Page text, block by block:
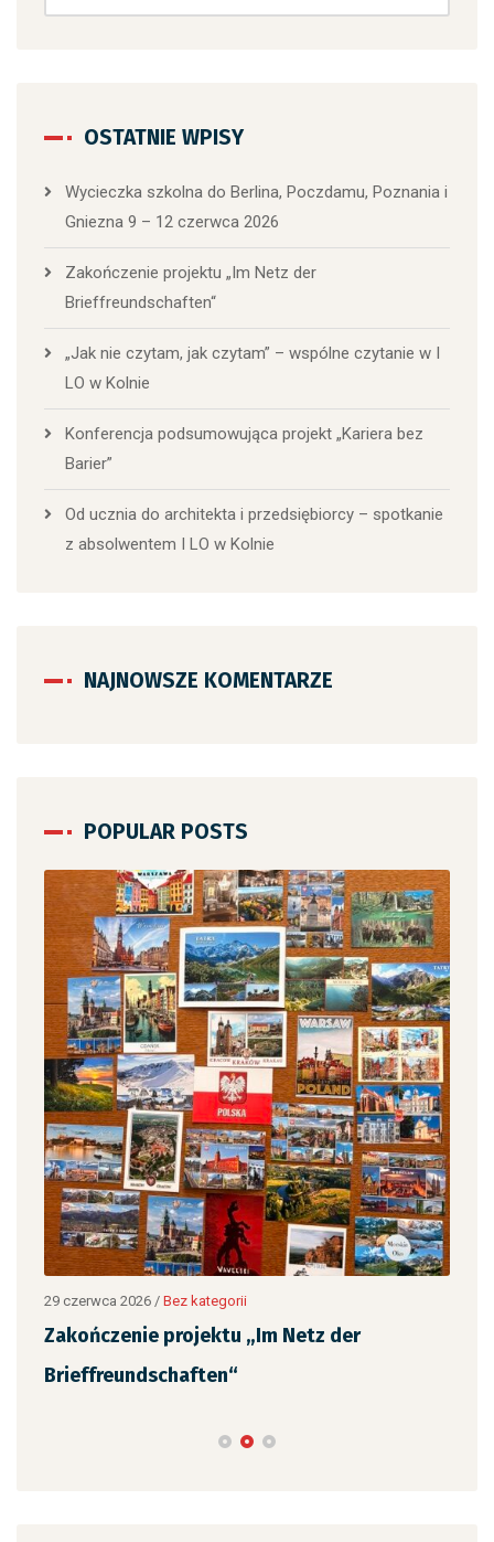
OSTATNIE WPISY
Wycieczka szkolna do Berlina, Poczdamu, Poznania i
Gniezna 9 – 12 czerwca 2026
Zakończenie projektu „Im Netz der
Brieffreundschaften“
„Jak nie czytam, jak czytam” – wspólne czytanie w I
LO w Kolnie
Konferencja podsumowująca projekt „Kariera bez
Barier”
Od ucznia do architekta i przedsiębiorcy – spotkanie
z absolwentem I LO w Kolnie
NAJNOWSZE KOMENTARZE
POPULAR POSTS
29 czerwca 2026 / Bez kategorii
Zakończenie projektu „Im Netz der
Brieffreundschaften“